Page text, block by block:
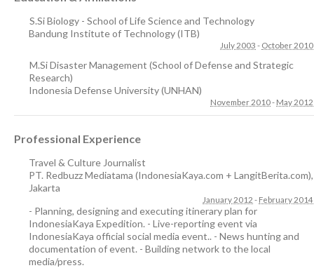
S.Si Biology - School of Life Science and Technology
Bandung Institute of Technology (ITB)
July 2003 - October 2010
M.Si Disaster Management (School of Defense and Strategic
Research)
Indonesia Defense University (UNHAN)
November 2010- May 2012
Professional Experience
Travel & Culture Journalist
PT. Redbuzz Mediatama (IndonesiaKaya.com + LangitBerita.com),
Jakarta
January 2012 - February 2014
- Planning, designing and executing itinerary plan for
IndonesiaKaya Expedition. - Live-reporting event via
IndonesiaKaya official social media event.. - News hunting and
documentation of event. - Building network to the local
media/press.